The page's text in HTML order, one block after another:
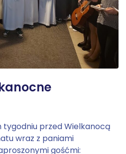
przed Wielkanocą
wraz z paniami
gośćmi: